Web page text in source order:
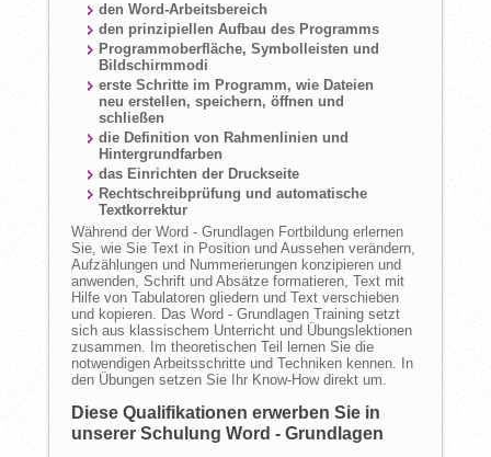
den Word-Arbeitsbereich
den prinzipiellen Aufbau des Programms
Programmoberfläche, Symbolleisten und
Bildschirmmodi
erste Schritte im Programm, wie Dateien
neu erstellen, speichern, öffnen und
schließen
die Definition von Rahmenlinien und
Hintergrundfarben
das Einrichten der Druckseite
Rechtschreibprüfung und automatische
Textkorrektur
Während der Word - Grundlagen Fortbildung erlernen
Sie, wie Sie Text in Position und Aussehen verändern,
Aufzählungen und Nummerierungen konzipieren und
anwenden, Schrift und Absätze formatieren, Text mit
Hilfe von Tabulatoren gliedern und Text verschieben
und kopieren. Das Word - Grundlagen Training setzt
sich aus klassischem Unterricht und Übungslektionen
zusammen. Im theoretischen Teil lernen Sie die
notwendigen Arbeitsschritte und Techniken kennen. In
den Übungen setzen Sie Ihr Know-How direkt um.
Diese Qualifikationen erwerben Sie in
unserer Schulung Word - Grundlagen